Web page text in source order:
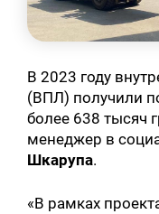
В 2023 году
(ВПЛ) получили
более 638 тысяч
менеджер в
Шкарупа.
«В рамках